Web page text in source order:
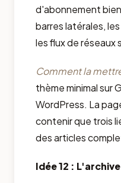
d'abonnement
barres latérales,
les flux de réseaux
Comment la
thème minimal sur
WordPress. La
contenir que trois
des articles
Idée 12 :